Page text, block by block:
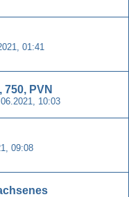
01:41
750, PVN
10:03
09:08